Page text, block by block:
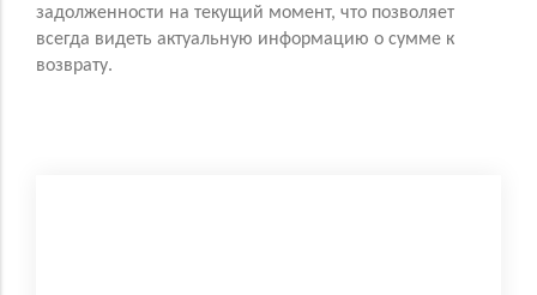
задолженности на текущий момент, что позволяет
всегда видеть актуальную информацию о сумме к
возврату.